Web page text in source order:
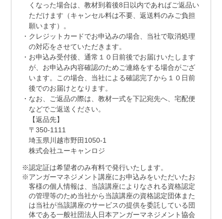
くなった場合は、教材到着後8日以内であればご返品い
ただけます（キャンセル料は不要、返送料のみご負担
願います）。
クレジットカードでお申込みの場合、当社で取消処理
の対応をさせていただきます。
お申込み受付後、通常１０日前後でお届けいたします
が、お申込み内容確認のためご連絡をする場合がござ
います。この場合、当社による確認完了から１０日前
後でのお届けとなります。
なお、ご返品の際は、教材一式を下記宛先へ、宅配便
などでご返送ください。
【返品先】
〒350-1111
埼玉県川越市野田1050-1
株式会社ユーキャンロジ
認定証は希望者のみ有料で発行いたします。
アンガーマネジメント講座にお申込みをいただいたお
客様の個人情報は、当該講座によりなされる資格認定
の管理等のため当社から当該講座の資格認定団体また
は当社が当該講座のサービスの提供を委託している団
体である一般社団法人日本アンガーマネジメント協会